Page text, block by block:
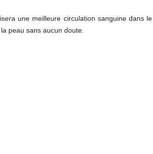
une meilleure circulation sanguine dans le
peau sans aucun doute.